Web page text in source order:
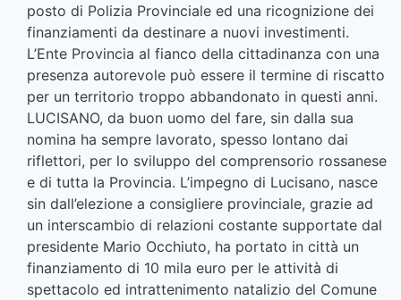
posto di Polizia Provinciale ed una ricognizione dei
finanziamenti da destinare a nuovi investimenti.
L’Ente Provincia al fianco della cittadinanza con una
presenza autorevole può essere il termine di riscatto
per un territorio troppo abbandonato in questi anni.
LUCISANO, da buon uomo del fare, sin dalla sua
nomina ha sempre lavorato, spesso lontano dai
riflettori, per lo sviluppo del comprensorio rossanese
e di tutta la Provincia. L’impegno di Lucisano, nasce
sin dall’elezione a consigliere provinciale, grazie ad
un interscambio di relazioni costante supportate dal
presidente Mario Occhiuto, ha portato in città un
finanziamento di 10 mila euro per le attività di
spettacolo ed intrattenimento natalizio del Comune